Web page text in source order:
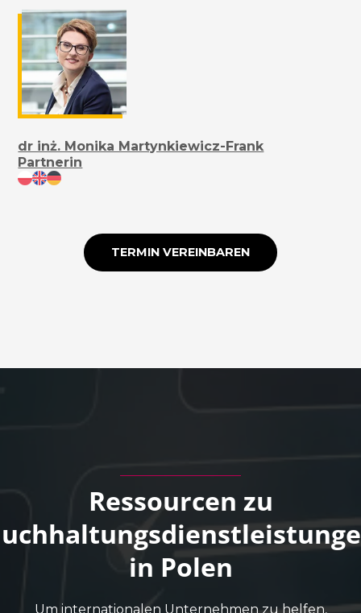
dr inż. Monika Martynkiewicz-Frank
Partnerin
TERMIN VEREINBAREN
Ressourcen zu
in Polen
Um internationalen Unternehmen zu helfen,